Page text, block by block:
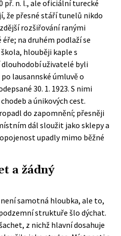
př. n. l., ale oficiální turecké
že přesné stáří tunelů nikdo
rozšiřování ranými
na druhém podlaží se
hlouběji kaple s
uživatelé byli
lausannské úmluvě o
30. 1. 1923. S nimi
a únikových cest.
do zapomnění; přesněji
dál sloužit jako sklepy a
upadly mimo běžné
a žádný
samotná hloubka, ale to,
struktuře šlo dýchat.
z nichž hlavní dosahuje